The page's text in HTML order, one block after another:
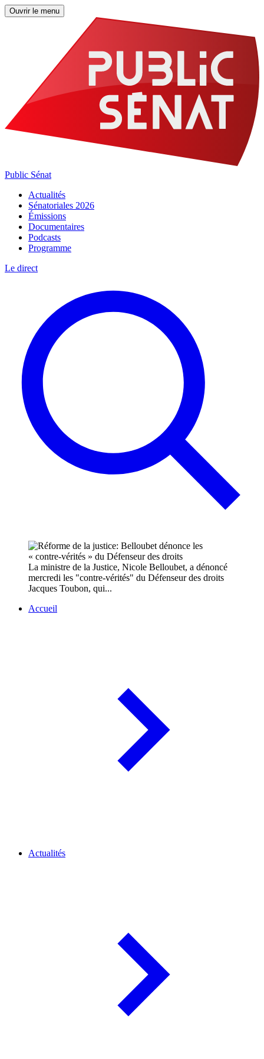
Ouvrir le menu
Public Sénat
Actualités
Sénatoriales 2026
Émissions
Documentaires
Podcasts
Programme
Le direct
La ministre de la Justice, Nicole Belloubet, a dénoncé
mercredi les "contre-vérités" du Défenseur des droits
Jacques Toubon, qui...
Accueil
Actualités